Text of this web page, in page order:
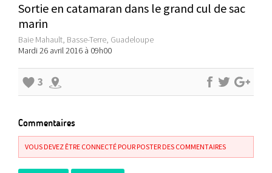
Sortie en catamaran dans le grand cul de sac
marin
Baie Mahault, Basse-Terre, Guadeloupe
Mardi 26 avril 2016 à 09h00
3
Commentaires
VOUS DEVEZ ÊTRE CONNECTÉ POUR POSTER DES COMMENTAIRES